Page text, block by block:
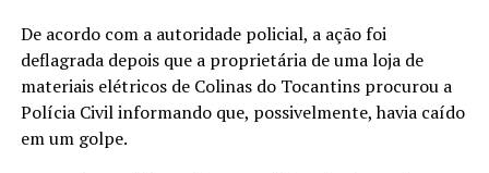
De acordo com a autoridade policial, a ação foi
deflagrada depois que a proprietária de uma loja de
materiais elétricos de Colinas do Tocantins procurou a
Polícia Civil informando que, possivelmente, havia caído
em um golpe.